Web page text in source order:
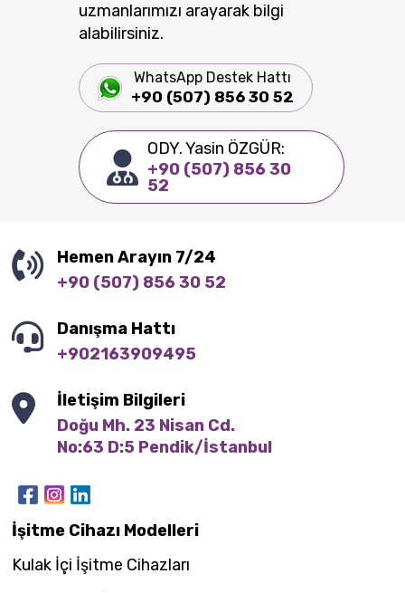
uzmanlarımızı arayarak bilgi
alabilirsiniz.
WhatsApp Destek Hattı
+90 (507) 856 30 52
ODY. Yasin ÖZGÜR:
+90 (507) 856 30
52
Hemen Arayın 7/24
+90 (507) 856 30 52
Danışma Hattı
+902163909495
İletişim Bilgileri
Doğu Mh. 23 Nisan Cd.
No:63 D:5 Pendik/İstanbul
İşitme Cihazı Modelleri
Kulak İçi İşitme Cihazları